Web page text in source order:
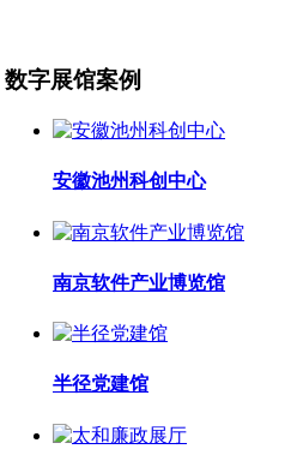
数字展馆案例
安徽池州科创中心
南京软件产业博览馆
半径党建馆